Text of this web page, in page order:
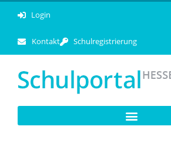
Login
Kontakt Schulregistrierung